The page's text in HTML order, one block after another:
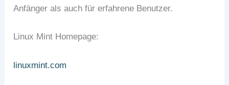
Anfänger als auch für erfahrene Benutzer.
Linux Mint Homepage:
linuxmint.com